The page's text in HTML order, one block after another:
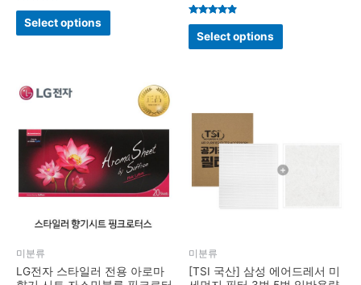
Rated
4.4
out of 5
Select options
Rated
4.7
out of 5
Select options
미분류
LG전자 스타일러 전용 아로마
미분류
[TSI 국산] 삼성 에어드레서 미